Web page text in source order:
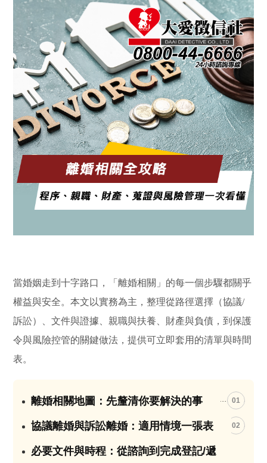
當婚姻走到十字路口，「離婚相關」的每一個步驟都關乎
權益與安全。本文以實務為主，整理從路徑選擇（協議/
訴訟）、文件與證據、親職與扶養、財產與負債，到保護
令與風險控管的關鍵做法，提供可立即套用的清單與時間
表。
離婚相關地圖：先釐清你要解決的事 01
協議離婚與訴訟離婚：適用情境一張表 02
必要文件與時程：從諮詢到完成登記/遞